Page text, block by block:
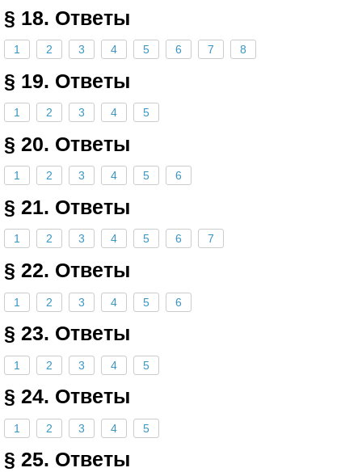
§ 18. Ответы
1 2 3 4 5 6 7 8
§ 19. Ответы
1 2 3 4 5
§ 20. Ответы
1 2 3 4 5 6
§ 21. Ответы
1 2 3 4 5 6 7
§ 22. Ответы
1 2 3 4 5 6
§ 23. Ответы
1 2 3 4 5
§ 24. Ответы
1 2 3 4 5
§ 25. Ответы